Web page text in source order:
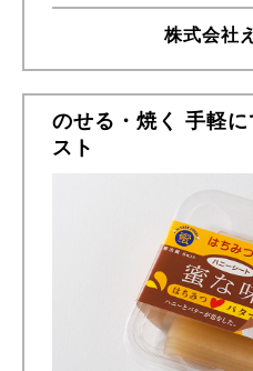
株式会社
のせる・焼く 手軽
スト